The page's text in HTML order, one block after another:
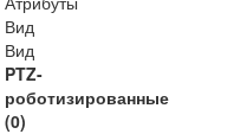
Вид
Вид
PTZ-
роботизированные
(0)